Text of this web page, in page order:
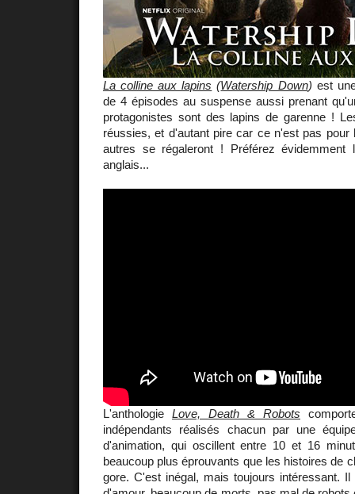
La colline aux lapins (Watership Down) est
de 4 épisodes au suspense aussi prenant
protagonistes sont des lapins de garenne !
réussies, et d'autant pire car ce n'est pas pour
autres se régaleront ! Préférez évidemment
anglais...
L'anthologie Love, Death & Robots
indépendants réalisés chacun par une
d'animation, qui oscillent entre 10 et 16
beaucoup plus éprouvants que les histoires de
gore. C'est inégal, mais toujours intéressant.